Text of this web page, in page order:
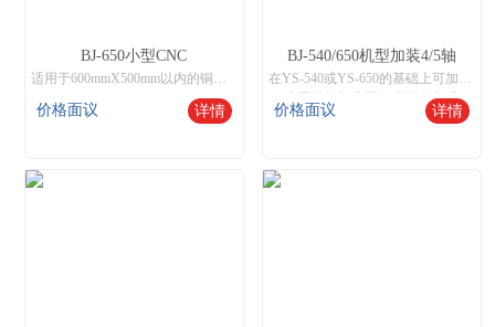
BJ-650小型CNC
价格面议 详情
BJ-540/650机型加装4/5轴
中国数控机床网,智能数控机床
价格面议 详情